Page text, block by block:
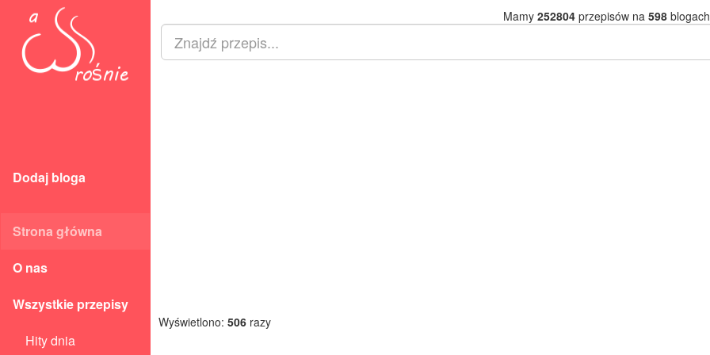
Dodaj bloga
Strona główna
O nas
Wszystkie przepisy
Hity dnia
Mamy 252804przepisów na 598
Wyświetlono: 506 razy